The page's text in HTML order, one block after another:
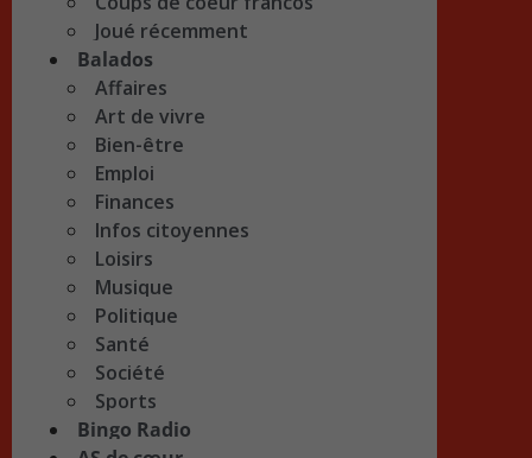
Joué récemment
Balados
Affaires
Art de vivre
Bien-être
Emploi
Finances
Infos citoyennes
Loisirs
Musique
Politique
Santé
Société
Sports
Bingo Radio